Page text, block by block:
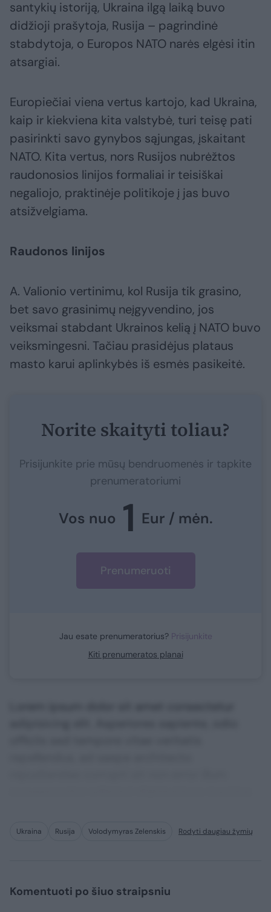
santykių istoriją, Ukraina ilgą laiką buvo
didžioji prašytoja, Rusija – pagrindinė
stabdytoja, o Europos NATO narės elgėsi itin
atsargiai.
Europiečiai viena vertus kartojo, kad Ukraina,
kaip ir kiekviena kita valstybė, turi teisę pati
pasirinkti savo gynybos sąjungas, įskaitant
NATO. Kita vertus, nors Rusijos nubrėžtos
raudonosios linijos formaliai ir teisiškai
negaliojo, praktinėje politikoje į jas buvo
atsižvelgiama.
Raudonos linijos
A. Valionio vertinimu, kol Rusija tik grasino,
bet savo grasinimų neįgyvendino, jos
veiksmai stabdant Ukrainos kelią į NATO buvo
veiksmingesni. Tačiau prasidėjus plataus
masto karui aplinkybės iš esmės pasikeitė.
Norite skaityti toliau?
Prisijunkite prie mūsų bendruomenės ir tapkite
prenumeratoriumi
Vos nuo 1 Eur / mėn.
Prenumeruoti
Jau esate prenumeratorius? Prisijunkite
Kiti prenumeratos planai
Ukraina Rusija Volodymyras Zelenskis Rodyti daugiau žymių
Komentuoti po šiuo straipsniu